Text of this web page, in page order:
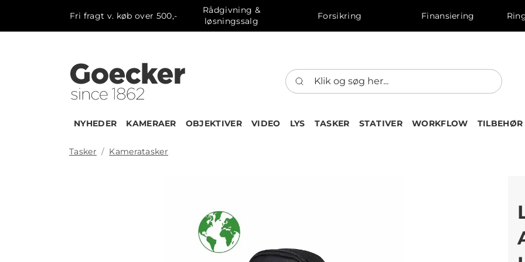
Fri fragt v. køb over 500,-
Rådgivning &
løsningssalg
Forsikring Finansiering
NYHEDER KAMERAER OBJEKTIVER VIDEO LYS TASKER STATIVER WORKFLOW TILBEHØR
Tasker Kameratasker